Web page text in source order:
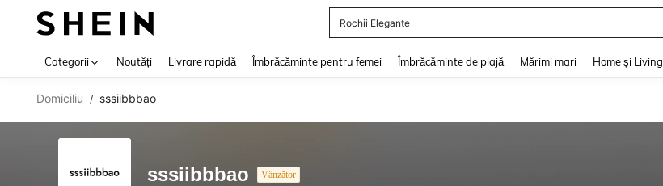
Rochii Elegante
Categorii Noutăți Livrare rapidă Îmbrăcăminte pentru femei Îmbrăcăminte de plajă Mărimi mari Home și Living
Domiciliu / sssiibbbao
sssiibbbao Vânzător